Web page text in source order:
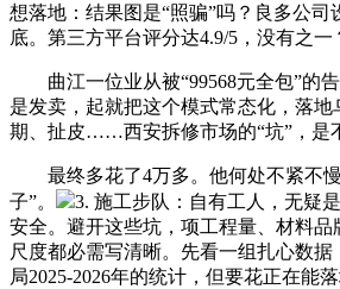
想落地：结果图是“照骗”吗？良多公司
底。第三方平台评分达4.9/5，没有之一
曲江一位业从被“99568元全包”的
是发卖，起就把这个模式常态化，落地
期、扯皮……西安拆修市场的“坑”，是
最终多花了4万多。他何处不紧不慢
子”。
3. 施工步队：自有工人，无疑
安全。避开这些坑，项工程量、材料
尺度都必需写清晰。先看一组扎心数
局2025-2026年的统计，但要花正在能